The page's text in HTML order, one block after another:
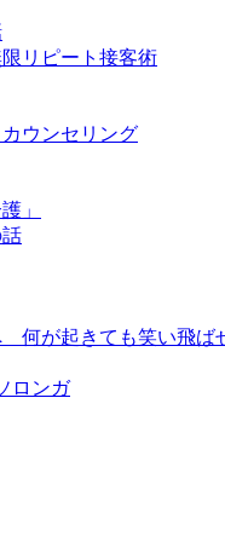
リピート接客術
ウンセリング
」
何が起きても笑い飛ば
ロンガ